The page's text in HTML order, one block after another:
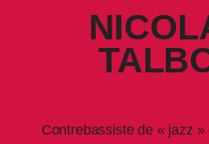
Contrebassiste de « jazz